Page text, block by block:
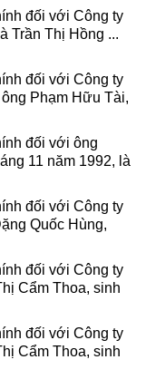
đối với Công ty
Trần Thị Hồng ...
đối với Công ty
Phạm Hữu Tài,
đối với ông
11 năm 1992, là
đối với Công ty
Quốc Hùng,
đối với Công ty
Cẩm Thoa, sinh
đối với Công ty
Cẩm Thoa, sinh